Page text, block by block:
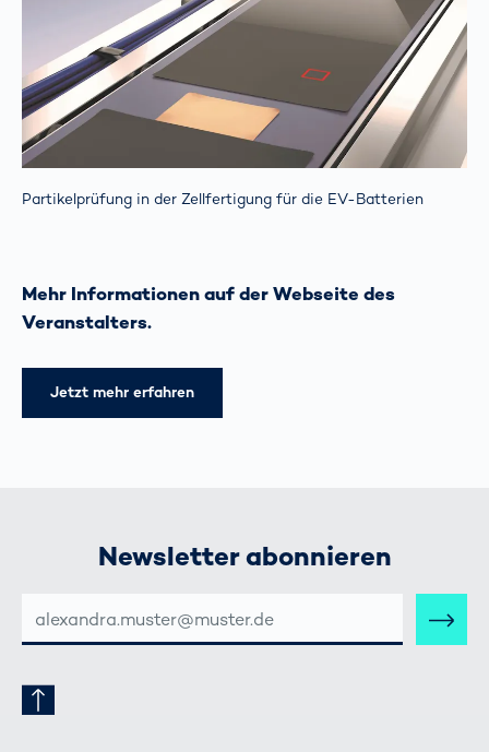
Partikelprüfung in der Zellfertigung für die EV-Batterien
Mehr Informationen auf der Webseite des
Veranstalters.
Jetzt mehr erfahren
Newsletter abonnieren
MAIL-
ADRESSE